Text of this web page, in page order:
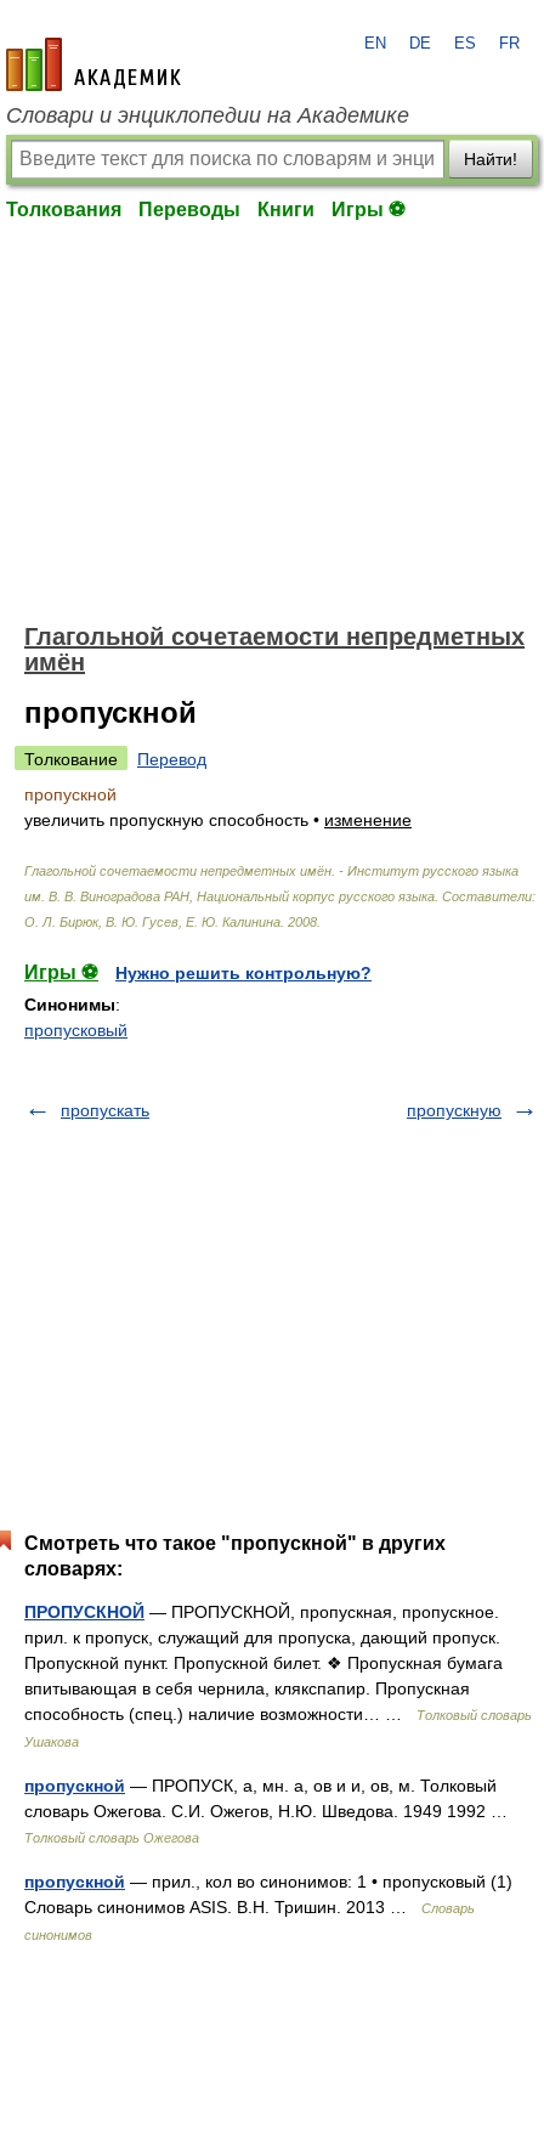
academic.ru
EN DE ES FR
Словари и энциклопедии на Академике
Найти!
Толкования Переводы Книги Игры ⚽
Глагольной сочетаемости непредметных
имён
пропускной
Толкование
Перевод
пропускной
увеличить пропускную способность • изменение
Глагольной сочетаемости непредметных имён. - Институт русского языка
им. В. В. Виноградова РАН, Национальный корпус русского языка Составители:
О. Л. Бирюк, В. Ю. Гусев, Е. Ю. Калинина 2008
Игры ⚽
Нужно решить контрольную?
Синонимы:
пропусковый
пропускать пропускную
Смотреть что такое "пропускной" в других
словарях:
ПРОПУСКНОЙ — ПРОПУСКНОЙ, пропускная, пропускное.
прил. к пропуск, служащий для пропуска, дающий пропуск.
Пропускной пункт. Пропускной билет. ❖ Пропускная бумага
впитывающая в себя чернила, клякспапир. Пропускная
способность (спец.) наличие возможности… …
Толковый словарь
Ушакова
пропускной — ПРОПУСК, а, мн. а, ов и и, ов, м. Толковый
словарь Ожегова. С.И. Ожегов, Н.Ю. Шведова. 1949 1992 …
Толковый словарь Ожегова
пропускной — прил., кол во синонимов: 1 • пропусковый (1)
Словарь синонимов ASIS. В.Н. Тришин. 2013 …
Словарь
синонимов